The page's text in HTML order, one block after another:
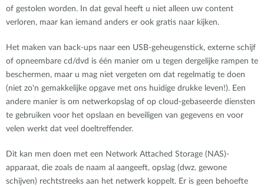
of gestolen worden. In dat geval heeft u niet alleen uw content
verloren, maar kan iemand anders er ook gratis naar kijken.
Het maken van back-ups naar een USB-geheugenstick, externe schijf
of opneembare cd/dvd is één manier om u tegen dergelijke rampen te
beschermen, maar u mag niet vergeten om dat regelmatig te doen
(niet zo'n gemakkelijke opgave met ons huidige drukke leven!). Een
andere manier is om netwerkopslag of op cloud-gebaseerde diensten
te gebruiken voor het opslaan en beveiligen van gegevens en voor
velen werkt dat veel doeltreffender.
Dit kan men doen met een Network Attached Storage (NAS)-
apparaat, die zoals de naam al aangeeft, opslag (dwz. gewone
schijven) rechtstreeks aan het netwerk koppelt. Er is geen behoefte